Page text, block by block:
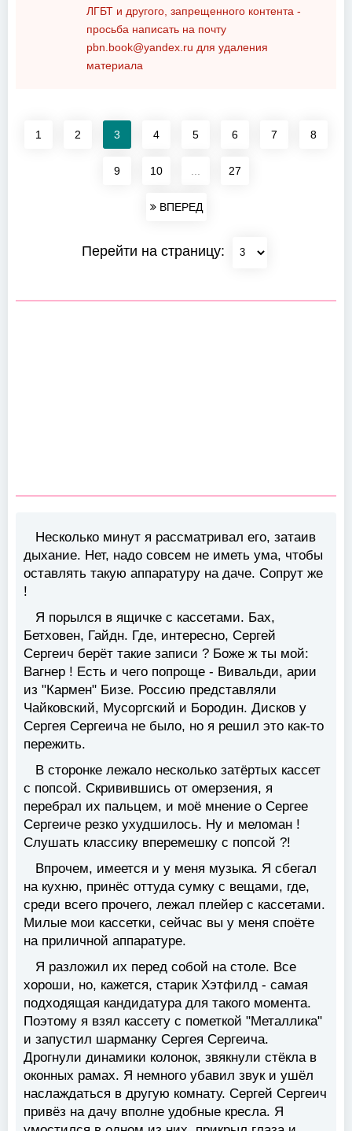
ЛГБТ и другого, запрещенного контента -
просьба написать на почту
pbn.book@yandex.ru для удаления
материала
1 2 3 4 5 6 7 8
9 10 27
ВПЕРЕД
Перейти на страницу:
Несколько минут я рассматривал его, затаив
дыхание. Нет, надо совсем не иметь ума, чтобы
оставлять такую аппаратуру на даче. Сопрут же
!
Я порылся в ящичке с кассетами. Бах,
Бетховен, Гайдн. Где, интересно, Сергей
Сергеич берёт такие записи ? Боже ж ты мой:
Вагнер ! Есть и чего попроще - Вивальди, арии
из "Кармен" Бизе. Россию представляли
Чайковский, Мусоргский и Бородин. Дисков у
Сергея Сергеича не было, но я решил это как-то
пережить.
В сторонке лежало несколько затёртых кассет
с попсой. Скривившись от омерзения, я
перебрал их пальцем, и моё мнение о Сергее
Сергеиче резко ухудшилось. Ну и меломан !
Слушать классику вперемешку с попсой ?!
Впрочем, имеется и у меня музыка. Я сбегал
на кухню, принёс оттуда сумку с вещами, где,
среди всего прочего, лежал плейер с кассетами.
Милые мои кассетки, сейчас вы у меня споёте
на приличной аппаратуре.
Я разложил их перед собой на столе. Все
хороши, но, кажется, старик Хэтфилд - самая
подходящая кандидатура для такого момента.
Поэтому я взял кассету с пометкой "Металлика"
и запустил шарманку Сергея Сергеича.
Дрогнули динамики колонок, звякнули стёкла в
оконных рамах. Я немного убавил звук и ушёл
наслаждаться в другую комнату. Сергей Сергеич
привёз на дачу вполне удобные кресла. Я